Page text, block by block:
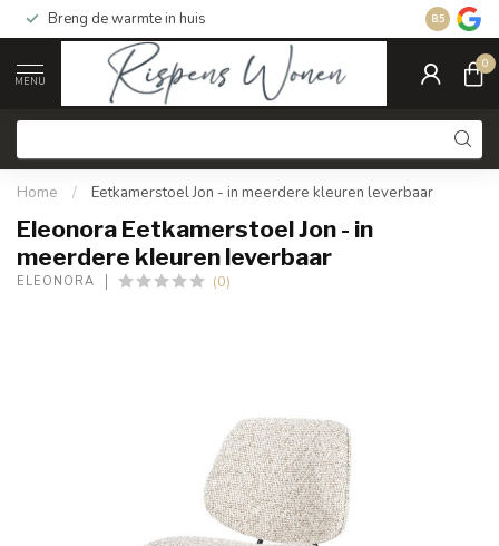
Breng de warmte in huis Gratis
8.5
MENU
0
Home / Eetkamerstoel Jon - in meerdere kleuren leverbaar
Eleonora Eetkamerstoel Jon - in
meerdere kleuren leverbaar
ELEONORA (0)